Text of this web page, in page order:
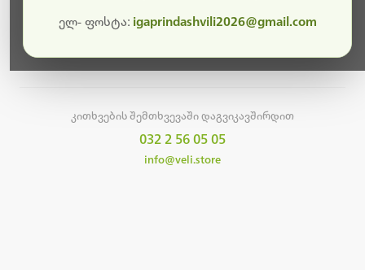
კითხვების შემთხვევაში დაგვიკავშირდით
032 2 56 05 05
info@veli.store
ელ- ფოსტა: igaprindashvili2026@gmail.com